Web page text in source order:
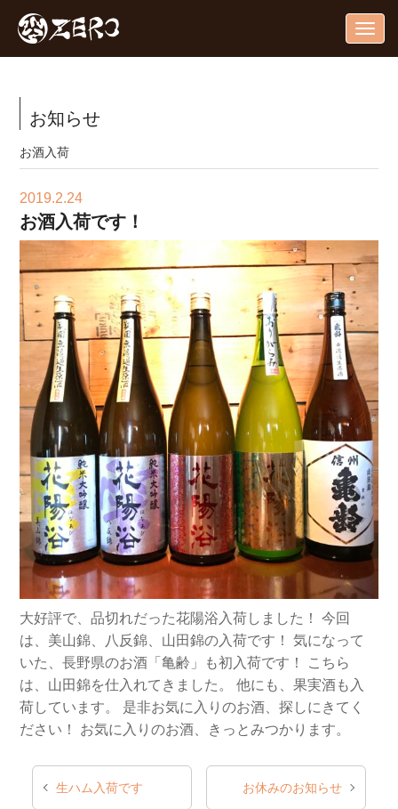
お知らせ
お酒入荷
2019.2.24
お酒入荷です！
大好評で、品切れだった花陽浴入荷しました！
今回
は、美山錦、八反錦、山田錦の入荷です！
気になって
いた、長野県のお酒「亀齢」も初入荷です！
こちら
は、山田錦を仕入れてきました。
他にも、果実酒も入
荷しています。
是非お気に入りのお酒、探しにきてく
ださい！
お気に入りのお酒、きっとみつかります。
生ハム入荷です お休みのお知らせ